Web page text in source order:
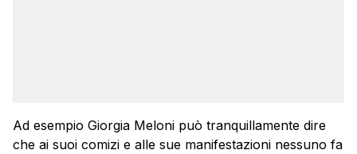
Ad esempio Giorgia Meloni può tranquillamente dire
che ai suoi comizi e alle sue manifestazioni nessuno fa